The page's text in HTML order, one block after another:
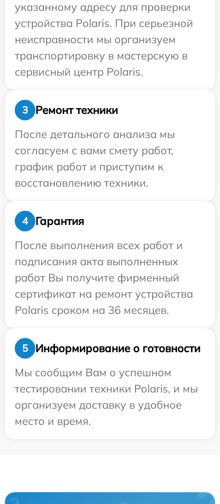
указанному адресу для проверки
устройства Polaris. При серьезной
неисправности мы организуем
транспортировку в мастерскую в
сервисный центр Polaris.
3
Ремонт техники
После детального анализа мы
согласуем с вами смету работ,
график работ и приступим к
восстановлению техники.
4
Гарантия
После выполнения всех работ и
подписания акта выполненных
работ Вы получите фирменный
сертификат на ремонт устройства
Polaris сроком на 36 месяцев.
5
Информирование о готовности
Мы сообщим Вам о успешном
тестировании техники Polaris, и мы
организуем доставку в удобное
место и время.